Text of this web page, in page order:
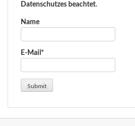
Datenschutzes beachtet.
Name
E-Mail*